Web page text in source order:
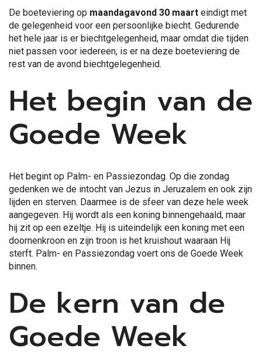
De boeteviering op maandagavond 30 maart eindigt met
de gelegenheid voor een persoonlijke biecht. Gedurende
het hele jaar is er biechtgelegenheid, maar omdat die tijden
niet passen voor iedereen, is er na deze boeteviering de
rest van de avond biechtgelegenheid.
Het begin van de
Goede Week
Het begint op Palm- en Passiezondag. Op die zondag
gedenken we de intocht van Jezus in Jeruzalem en ook zijn
lijden en sterven. Daarmee is de sfeer van deze hele week
aangegeven. Hij wordt als een koning binnengehaald, maar
hij zit op een ezeltje. Hij is uiteindelijk een koning met een
doornenkroon en zijn troon is het kruishout waaraan Hij
sterft. Palm- en Passiezondag voert ons de Goede Week
binnen.
De kern van de
Goede Week